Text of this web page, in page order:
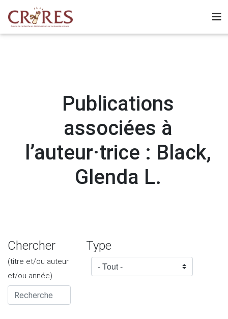
Publications
associées à
l’auteur·trice : Black,
Glenda L.
Chercher
(titre et/ou auteur
et/ou année)
Type